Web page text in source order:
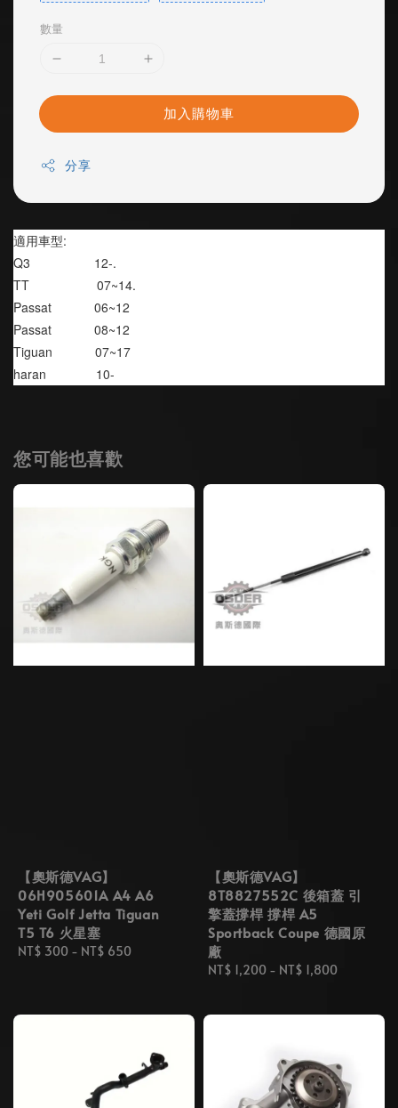
數量
加入購物車
分享
適用車型:
Q3                  12-.
TT                   07~14.
Passat            06~12
Passat            08~12
Tiguan            07~17
haran              10-
您可能也喜歡
【奧斯德VAG】
06H905601A A4 A6
Yeti Golf Jetta Tiguan
T5 T6 火星塞
Regular
NT$ 300 - NT$ 650
【奧斯德VAG】
8T8827552C 後箱蓋 引
擎蓋撐桿 撐桿 A5
Sportback Coupe 德國原
廠
Regular
NT$ 1,200 - NT$ 1,800